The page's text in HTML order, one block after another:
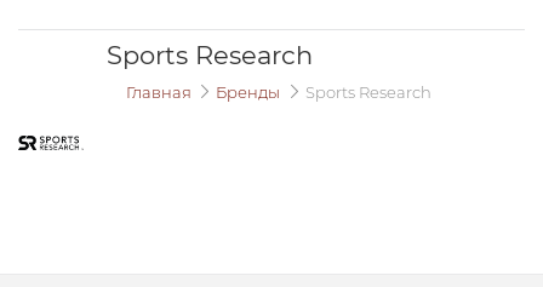
Sports Research
Главная Бренды Sports Research